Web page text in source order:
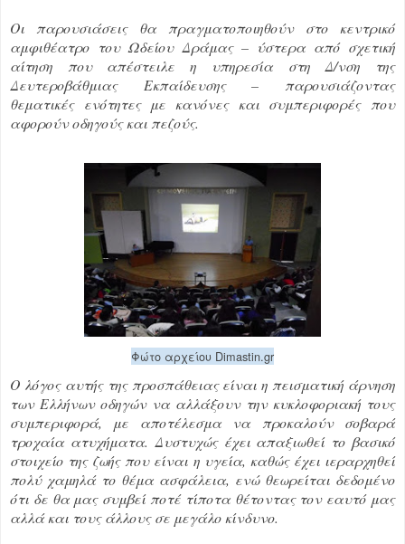
Οι παρουσιάσεις θα πραγματοποιηθούν στο κεντρικό
αμφιθέατρο του Ωδείου Δράμας – ύστερα από σχετική
αίτηση που απέστειλε η υπηρεσία στη Δ/νση της
Δευτεροβάθμιας Εκπαίδευσης – παρουσιάζοντας
θεματικές ενότητες με κανόνες και συμπεριφορές που
αφορούν οδηγούς και πεζούς.
Φώτο αρχείου Dimastin.gr
Ο λόγος αυτής της προσπάθειας είναι η πεισματική άρνηση
των Ελλήνων οδηγών να αλλάξουν την κυκλοφοριακή τους
συμπεριφορά, με αποτέλεσμα να προκαλούν σοβαρά
τροχαία ατυχήματα. Δυστυχώς έχει απαξιωθεί το βασικό
στοιχείο της ζωής που είναι η υγεία, καθώς έχει ιεραρχηθεί
πολύ χαμηλά το θέμα ασφάλεια, ενώ θεωρείται δεδομένο
ότι δε θα μας συμβεί ποτέ τίποτα θέτοντας τον εαυτό μας
αλλά και τους άλλους σε μεγάλο κίνδυνο.